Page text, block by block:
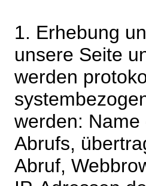
1. Erhebung
unsere Seite
werden
werden:
Abrufs,
Abruf,